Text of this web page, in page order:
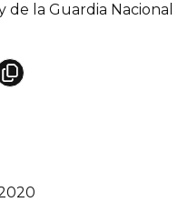
de la Guardia Nacional